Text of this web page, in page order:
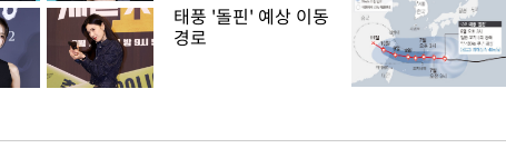
태풍 '돌핀' 예상 이동
경로